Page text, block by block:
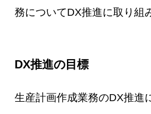
務についてDX推進に取り組
DX推進の目標
生産計画作成業務のDX推進